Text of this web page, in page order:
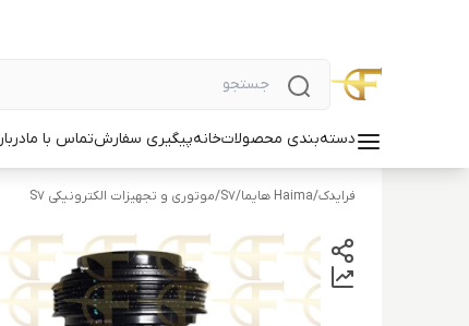
دسته‌بندی محصولاتخانهپیگیری سفارشتماس با ما
فرایدک/Haima هایما /
S7
/موتوری و تجهیزات الکترونیکی S7